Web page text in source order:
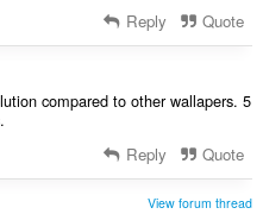
Reply Quote
compared to other wallapers. 5
Reply Quote
View forum thread